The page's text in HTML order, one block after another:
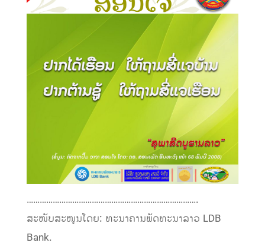
…………………………………………………………………….
ສະໜັບສະໜູນໂດຍ: ທະນາຄານພັດທະນາລາວ LDB
Bank.